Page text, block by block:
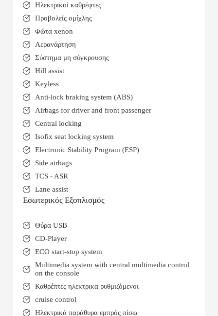
Ηλεκτρικοί καθρέφτες
Προβολείς ομίχλης
Φώτα xenon
Αερανάρτηση
Σύστημα μη σύγκρουσης
Hill assist
Keyless
Anti-lock braking system (ABS)
Airbags for driver and front passenger
Central locking
Isofix seat locking system
Electronic Stability Program (ESP)
Side airbags
TCS - ASR
Lane assist
Εσωτερικός Εξοπλισμός
Θύρα USB
CD-Player
ECO start-stop system
Multimedia system with central multimedia control
on the console
Καθρέπτες ηλεκτρικα ρυθμιζόμενοι
cruise control
Ηλεκτρικά παράθυρα εμπρός πίσω